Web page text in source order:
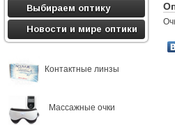
Выбираем оптику
Новости и мире оптики
Контактные линзы
Массажные очки